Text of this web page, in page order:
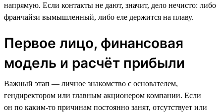
напрямую. Если контакты не дают, значит, дело нечисто: либо
франчайзи вымышленный, либо еле держится на плаву.
Первое лицо, финансовая
модель и расчёт прибыли
Важный этап — личное знакомство с основателем,
гендиректором или главным акционером компании. Если
он по каким-то причинам постоянно занят, отсутствует или